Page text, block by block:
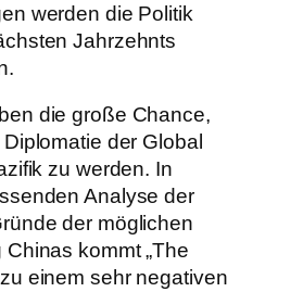
werden die Politik
Jahrzehnts
die große Chance,
der Global
zu werden. In
Analyse der
der möglichen
kommt „The
einem sehr negativen